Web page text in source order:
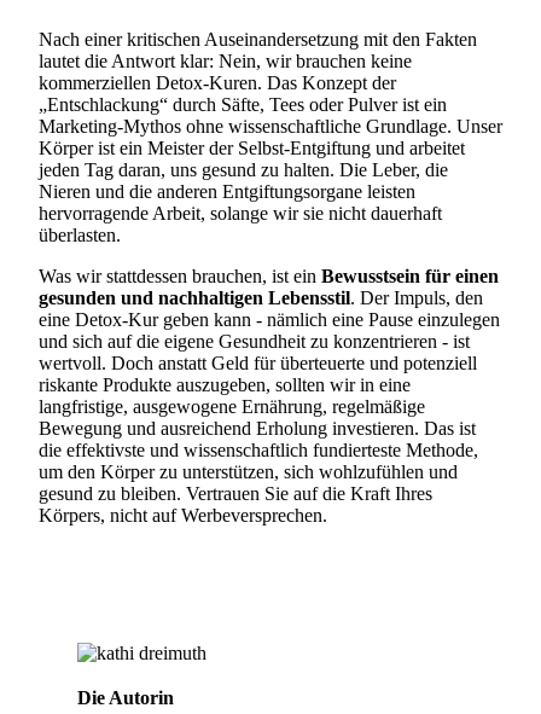
Nach einer kritischen Auseinandersetzung mit den Fakten
lautet die Antwort klar: Nein, wir brauchen keine
kommerziellen Detox-Kuren. Das Konzept der
„Entschlackung“ durch Säfte, Tees oder Pulver ist ein
Marketing-Mythos ohne wissenschaftliche Grundlage. Unser
Körper ist ein Meister der Selbst-Entgiftung und arbeitet
jeden Tag daran, uns gesund zu halten. Die Leber, die
Nieren und die anderen Entgiftungsorgane leisten
hervorragende Arbeit, solange wir sie nicht dauerhaft
überlasten.
Was wir stattdessen brauchen, ist ein Bewusstsein für einen
gesunden und nachhaltigen Lebensstil. Der Impuls, den
eine Detox-Kur geben kann - nämlich eine Pause einzulegen
und sich auf die eigene Gesundheit zu konzentrieren - ist
wertvoll. Doch anstatt Geld für überteuerte und potenziell
riskante Produkte auszugeben, sollten wir in eine
langfristige, ausgewogene Ernährung, regelmäßige
Bewegung und ausreichend Erholung investieren. Das ist
die effektivste und wissenschaftlich fundierteste Methode,
um den Körper zu unterstützen, sich wohlzufühlen und
gesund zu bleiben. Vertrauen Sie auf die Kraft Ihres
Körpers, nicht auf Werbeversprechen.
Die Autorin